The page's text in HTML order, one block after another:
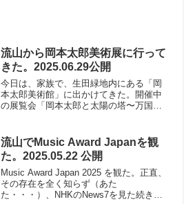
流山から岡本太郎美術展に行って
きた。2025.06.29公開
今日は、家族で、生田緑地内にある「岡
本太郎美術館」に出かけてきた。開催中
の展覧会「岡本太郎と太陽の塔〜万国博
博覧会長編ドキュメンタリーも見てき
た。開会式で、子どものよ...
流山でMusic Award Japanを観
た。2025.05.22 公開
Music Award Japan 2025 を観た。正直、
その存在を全く知らず（あた
た・・・）、NHKのNews7を見た続き